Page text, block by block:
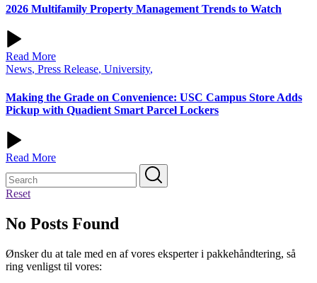
2026 Multifamily Property Management Trends to Watch
Read More
News, Press Release, University,
Making the Grade on Convenience: USC Campus Store Adds
Pickup with Quadient Smart Parcel Lockers
Read More
Reset
No Posts Found
Ønsker du at tale med en af vores eksperter i pakkehåndtering, så
ring venligst til vores: